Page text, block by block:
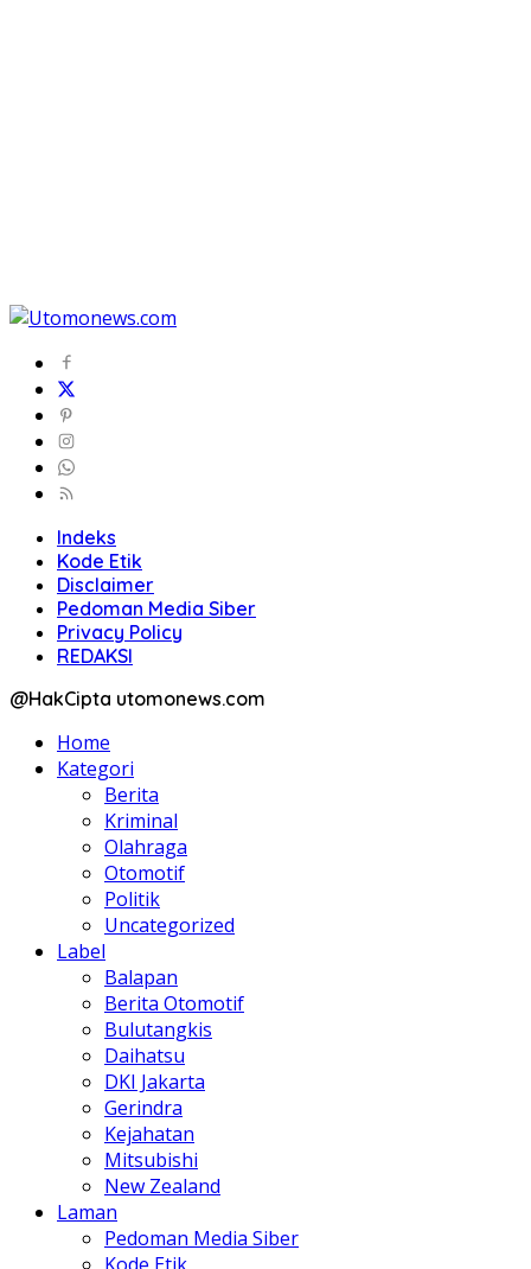
Indeks
Kode Etik
Disclaimer
Pedoman Media Siber
Privacy Policy
REDAKSI
@HakCipta utomonews.com
Home
Kategori
Berita
Kriminal
Olahraga
Otomotif
Politik
Uncategorized
Label
Balapan
Berita Otomotif
Bulutangkis
Daihatsu
DKI Jakarta
Gerindra
Kejahatan
Mitsubishi
New Zealand
Laman
Pedoman Media Siber